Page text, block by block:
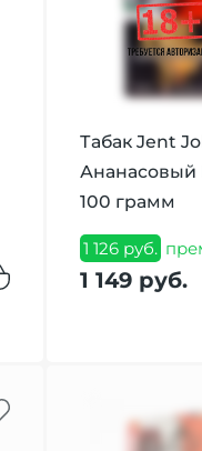
Табак Jent
100 грамм
1 126 руб.
1 149 руб.